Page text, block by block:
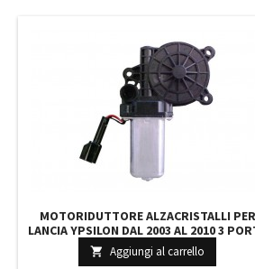
MOTORIDUTTORE ALZACRISTALLI PER
LANCIA YPSILON DAL 2003 AL 2010 3
ANTERIORE DESTRO MOTORINO
 Aggiungi al carrello